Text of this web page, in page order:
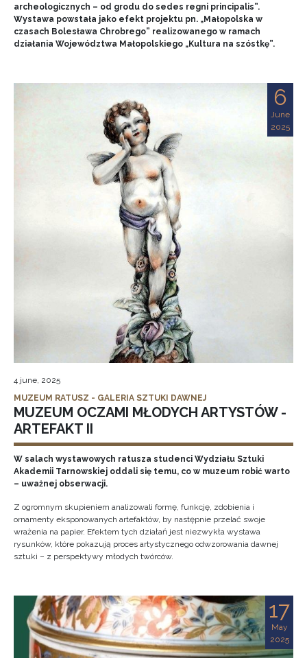
archeologicznych – od grodu do sedes regni principalis”.
Wystawa powstała jako efekt projektu pn. „Małopolska w
czasach Bolesława Chrobrego” realizowanego w ramach
działania Województwa Małopolskiego „Kultura na szóstkę”.
6
June
2025
4 june, 2025
MUZEUM RATUSZ - GALERIA SZTUKI DAWNEJ
MUZEUM OCZAMI MŁODYCH ARTYSTÓW -
ARTEFAKT II
W salach wystawowych ratusza studenci Wydziału Sztuki
Akademii Tarnowskiej oddali się temu, co w muzeum robić warto
– uważnej obserwacji.
Z ogromnym skupieniem analizowali formę, funkcję, zdobienia i
ornamenty eksponowanych artefaktów, by następnie przelać swoje
wrażenia na papier. Efektem tych działań jest niezwykła wystawa
rysunków, które pokazują proces artystycznego odwzorowania dawnej
sztuki – z perspektywy młodych twórców.
17
May
2025